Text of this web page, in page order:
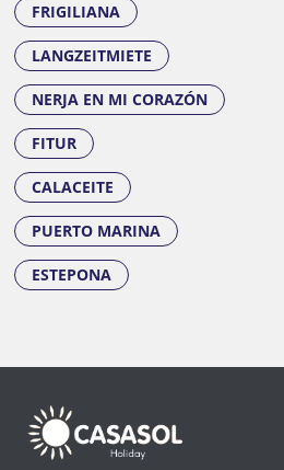
FRIGILIANA
LANGZEITMIETE
NERJA EN MI CORAZÓN
FITUR
CALACEITE
PUERTO MARINA
ESTEPONA